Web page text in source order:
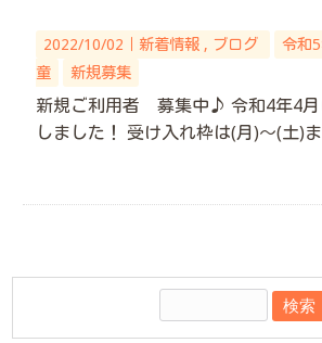
2022/10/02｜ 新着情報 ブログ 令和
童
新規募集
新規ご利用者 募集中♪ 令和4年4月
しました！ 受け入れ枠は(月)～(土)